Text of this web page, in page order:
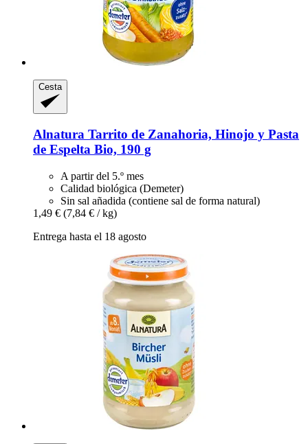
Cesta
Alnatura Tarrito de Zanahoria, Hinojo y Pasta
de Espelta Bio, 190 g
A partir del 5.º mes
Calidad biológica (Demeter)
Sin sal añadida (contiene sal de forma natural)
1,49 € (7,84 € / kg)
Entrega hasta el 18 agosto